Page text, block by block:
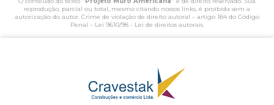
reprodução, parcial ou total, mesmo citando nossos links, é proibida sem a
autorização do autor. Crime de violação de direito autoral – artigo 184 do Código
Penal – Lei 9610/98 - Lei de direitos autorais.